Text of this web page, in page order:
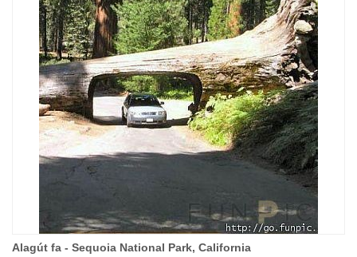
Alagút fa - Sequoia National Park, California